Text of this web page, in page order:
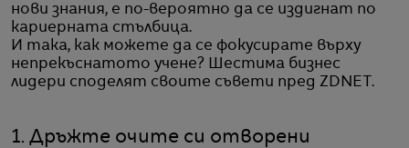
нови знания, е по-вероятно да се издигнат по
кариерната стълбица.
И така, как можете да се фокусирате върху
непрекъснатото учене? Шестима бизнес
лидери споделят своите съвети пред ZDNET.
1. Дръжте очите си отворени